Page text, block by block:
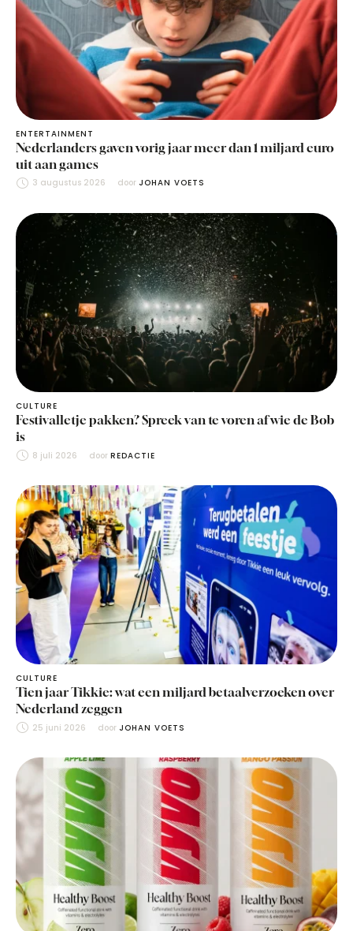
ENTERTAINMENT
Nederlanders gaven vorig jaar meer dan 1 miljard euro
uit aan games
3 augustus 2026 door JOHAN VOETS
CULTURE
Festivalletje pakken? Spreek van te voren af wie de Bob
is
8 juli 2026 door REDACTIE
CULTURE
Tien jaar Tikkie: wat een miljard betaalverzoeken over
Nederland zeggen
25 juni 2026 door JOHAN VOETS